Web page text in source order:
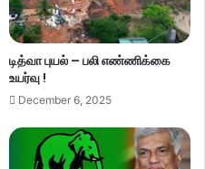
டித்வா புயல் – பலி எண்ணிக்கை
உயர்வு !
December 6, 2025